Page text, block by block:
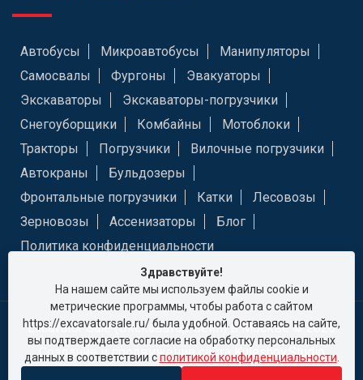
Автобусы Микроавтобусы
Манипуляторы
Самосвалы
Фургоны
Эвакуаторы
Экскаваторы
Экскаваторы-погрузчики
Снегоуборщики
Комбайны
Мотоблоки
Тракторы
Погрузчики
Вилочные погрузчики
Автокраны
Бульдозеры
Фронтальные погрузчики
Катки
Лесовозы
Зерновозы
Ассенизаторы
Блог
Политика конфиденциальности
Excavator Sale (Экскаватор Сейл) в Москве © 2026
Создание и продвижение сайтаKuleshov.Studio
Здравствуйте!
На нашем сайте мы используем файлы cookie и
метрические программы, чтобы работа с сайтом
https://excavatorsale.ru/ была удобной. Оставаясь на сайте,
вы подтверждаете согласие на обработку персональных
данных в соответствии сполитикой конфиденциальности